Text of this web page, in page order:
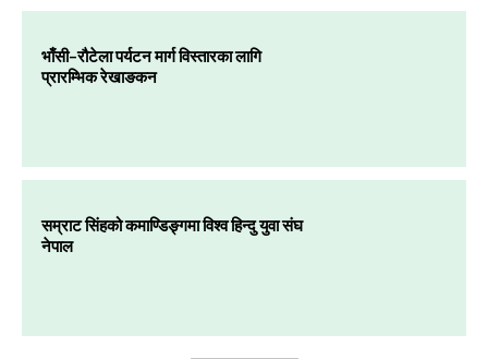
भाँसी–रौटेला पर्यटन मार्ग विस्तारका लागि
प्रारम्भिक रेखाङकन
सम्राट सिंहको कमाण्डिङ्गमा विश्व हिन्दु युवा संघ
नेपाल